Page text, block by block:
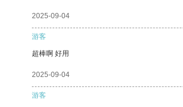
2025-09-04
游客
超棒啊 好用
2025-09-04
游客